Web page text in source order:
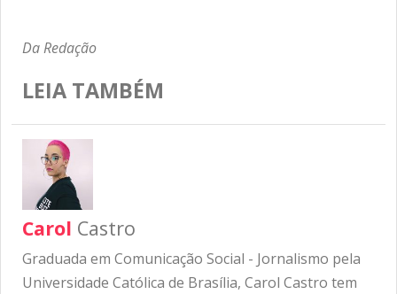
Da Redação
LEIA TAMBÉM
Carol Castro
Graduada em Comunicação Social - Jornalismo pela
Universidade Católica de Brasília, Carol Castro tem